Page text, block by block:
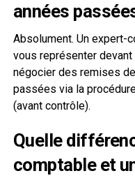
années
Absolument. Un expert-
vous représenter
négocier des remises
passées via la
(avant contrôle).
Quelle
comptable et